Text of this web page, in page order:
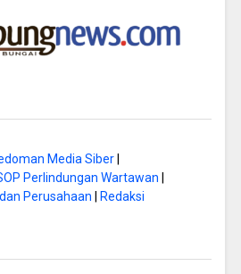
Media Siber|
Perlindungan Wartawan
Perusahaan
Redaksi